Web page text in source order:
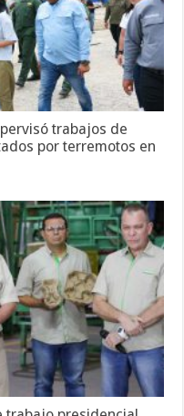
trabajos de
por terremotos en